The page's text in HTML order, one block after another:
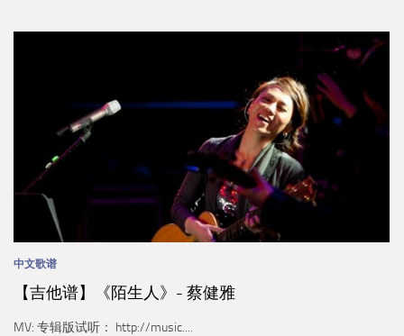
中文歌谱
【吉他谱】《陌生人》- 蔡健雅
MV: 专辑版试听： http://music....